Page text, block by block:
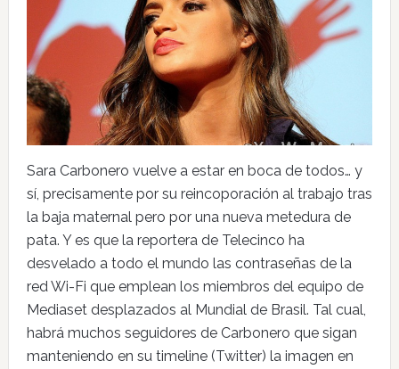
Sara Carbonero vuelve a estar en boca de todos… y
sí, precisamente por su reincoporación al trabajo tras
la baja maternal pero por una nueva metedura de
pata. Y es que la reportera de Telecinco ha
desvelado a todo el mundo las contraseñas de la
red Wi-Fi que emplean los miembros del equipo de
Mediaset desplazados al Mundial de Brasil. Tal cual,
habrá muchos seguidores de Carbonero que sigan
manteniendo en su timeline (Twitter) la imagen en